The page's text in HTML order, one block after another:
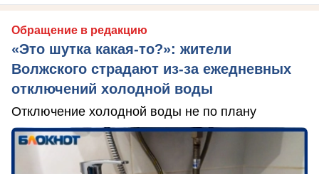
Обращение в редакцию
«Это шутка какая-то?»: жители
Волжского страдают из‑за ежедневных
отключений холодной воды
Отключение холодной воды не по плану